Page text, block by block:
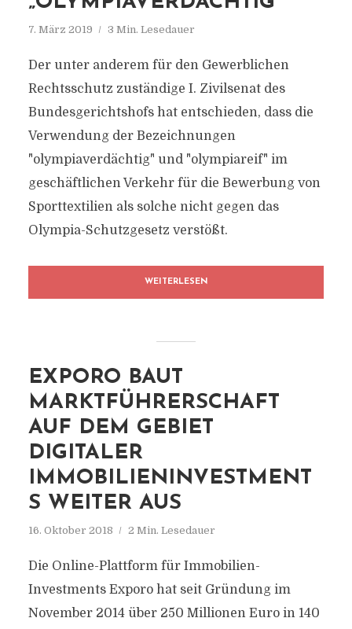
7. März 2019 3 Min. Lesedauer
Der unter anderem für den Gewerblichen
Rechtsschutz zuständige I. Zivilsenat des
Bundesgerichtshofs hat entschieden, dass die
Verwendung der Bezeichnungen
"olympiaverdächtig" und "olympiareif" im
geschäftlichen Verkehr für die Bewerbung von
Sporttextilien als solche nicht gegen das
Olympia-Schutzgesetz verstößt.
WEITERLESEN
EXPORO BAUT
MARKTFÜHRERSCHAFT
AUF DEM GEBIET
DIGITALER
IMMOBILIENINVESTMENT
S WEITER AUS
16. Oktober 2018 2 Min. Lesedauer
Die Online-Plattform für Immobilien-
Investments Exporo hat seit Gründung im
November 2014 über 250 Millionen Euro in 140